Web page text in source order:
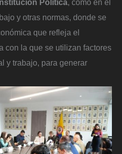
Política, como en el
y otras normas, donde se
que refleja el
con la que se utilizan factores
y trabajo, para generar